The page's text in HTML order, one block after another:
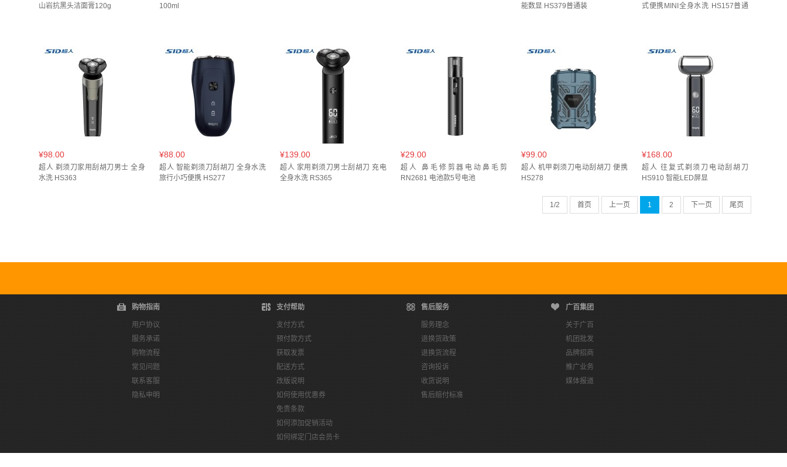
山岩抗黑头洁面膏120g
100ml
能数显 HS379普通装
式便携MINI全身水洗 HS157普通
¥98.00
超人 剃须刀家用刮胡刀男士 全身
水洗 HS363
¥88.00
超人 智能剃须刀刮胡刀 全身水洗
旅行小巧便携 HS277
¥139.00
超人 家用剃须刀男士刮胡刀 充电
全身水洗 RS365
¥29.00
超人 鼻毛修剪器电动鼻毛剪
RN2681 电池款5号电池
¥99.00
超人 机甲剃须刀电动刮胡刀 便携
HS278
¥168.00
超人 往复式剃须刀电动刮胡刀
HS910 智能LED屏显
1/2 首页 上一页 1 2 下一页 尾页
购物指南
用户协议
服务承诺
购物流程
常见问题
联系客服
隐私申明
支付帮助
支付方式
预付款方式
获取发票
配送方式
改版说明
如何使用优惠券
免责条款
如何添加促销活动
如何绑定门店会员卡
售后服务
服务理念
退换货政策
退换货流程
咨询投诉
收货说明
售后赔付标准
广百集团
关于广百
机团批发
品牌招商
推广业务
媒体报道